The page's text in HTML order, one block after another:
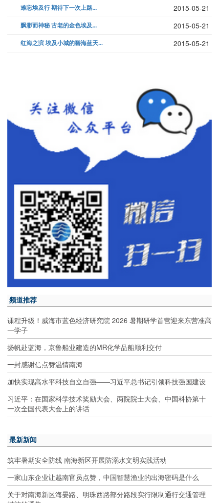
难忘埃及行 期待下一次上路... 2015-05-21
飘渺而神秘 古老的金色埃及... 2015-05-21
红海之滨 埃及小城的碧海蓝天... 2015-05-21
频道推荐
课程升级！威海市蓝色经济研究院 2026 暑期研学首营迎来东营准高
一学子
扬帆赴蓝海，京鲁船业建造的MR化学品船顺利交付
一封感谢信点赞温情南海
加快实现高水平科技自立自强——习近平总书记引领科技强国建设
习近平：在国家科学技术奖励大会、两院院士大会、中国科协第十
一次全国代表大会上的讲话
最新新闻
筑牢暑期安全防线 南海新区开展防溺水文明实践活动
一家山东企业让越南官员点赞，中国智慧渔业的出海密码是什么
关于对南海新区海晏路、明珠西路部分路段实行限制通行交通管理